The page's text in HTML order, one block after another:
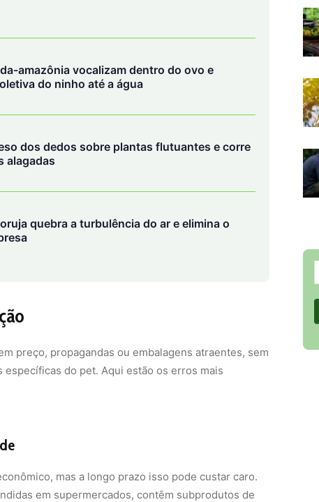
amazônia vocalizam dentro do ovo e
do ninho até a água
dos dedos sobre plantas flutuantes e corre
alagadas
quebra a turbulência do ar e elimina o
preço, propagandas ou embalagens atraentes, sem
do pet. Aqui estão os erros mais
mas a longo prazo isso pode custar caro.
em supermercados, contêm subprodutos de